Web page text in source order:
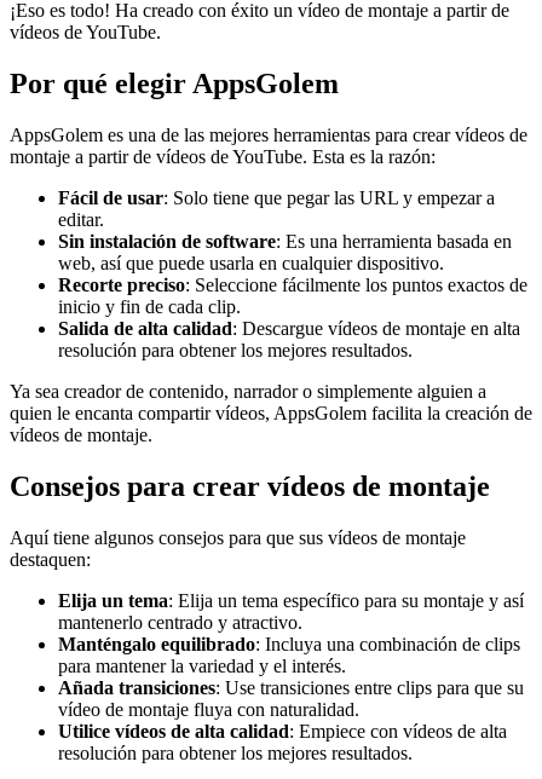
¡Eso es todo! Ha creado con éxito un vídeo de montaje a partir de
vídeos de YouTube.
Por qué elegir AppsGolem
AppsGolem es una de las mejores herramientas para crear vídeos de
montaje a partir de vídeos de YouTube. Esta es la razón:
Fácil de usar: Solo tiene que pegar las URL y empezar a
editar.
Sin instalación de software: Es una herramienta basada en
web, así que puede usarla en cualquier dispositivo.
Recorte preciso: Seleccione fácilmente los puntos exactos de
inicio y fin de cada clip.
Salida de alta calidad: Descargue vídeos de montaje en alta
resolución para obtener los mejores resultados.
Ya sea creador de contenido, narrador o simplemente alguien a
quien le encanta compartir vídeos, AppsGolem facilita la creación de
vídeos de montaje.
Consejos para crear vídeos de montaje
Aquí tiene algunos consejos para que sus vídeos de montaje
destaquen:
Elija un tema: Elija un tema específico para su montaje y así
mantenerlo centrado y atractivo.
Manténgalo equilibrado: Incluya una combinación de clips
para mantener la variedad y el interés.
Añada transiciones: Use transiciones entre clips para que su
vídeo de montaje fluya con naturalidad.
Utilice vídeos de alta calidad: Empiece con vídeos de alta
resolución para obtener los mejores resultados.